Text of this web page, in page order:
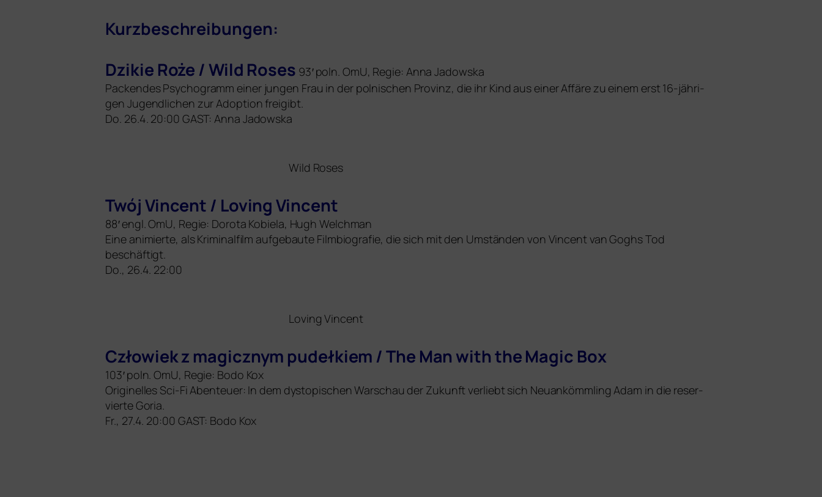
Kurzbeschreibungen:
Dzikie Roże / Wild Roses 93′ poln. OmU, Regie: Anna Jadowska
Packendes Psychogramm einer jun­gen Frau in der pol­ni­schen Provinz, die ihr Kind aus einer Affäre zu einem erst 16-jäh­ri­
gen Jugendlichen zur Adoption freigibt.
Do. 26.4. 20:00 GAST: Anna Jadowska
Wild Roses
Twój Vincent / Loving Vincent
88′ engl. OmU, Regie: Dorota Kobiela, Hugh Welchman
Eine ani­mier­te, als Kriminalfilm auf­ge­bau­te Filmbiografie, die sich mit den Umständen von Vincent van Goghs Tod
beschäftigt.
Do., 26.4. 22:00
Loving Vincent
Człowiek z magicz­nym pudełkiem / The Man with the Magic Box
103′ poln. OmU, Regie: Bodo Kox
Originelles Sci-Fi Abenteuer: In dem dys­to­pi­schen Warschau der Zukunft ver­liebt sich Neuankömmling Adam in die reser­
vier­te Goria.
Fr., 27.4. 20:00 GAST: Bodo Kox